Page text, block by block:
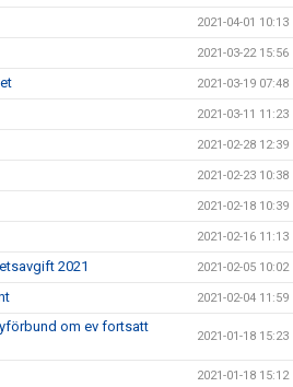
2021-04-01 10:13
2021-03-22 15:56
2021-03-19 07:48
2021-03-11 11:23
2021-02-28 12:39
2021-02-23 10:38
2021-02-18 10:39
2021-02-16 11:13
2021 2021-02-05 10:02
2021-02-04 11:59
om ev fortsatt
2021-01-18 15:23
2021-01-18 15:12